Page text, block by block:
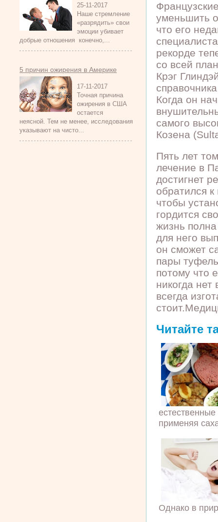
25-11-2017
Наше стремление
«разрядить» свои
эмоции убивает
добрые отношения конечно,...
5 причин ожирения в Америке
17-11-2017
Точная причина
ожирения в США
остается
неясной. Тем не менее, исследования
указывают на чисто...
уменьшить
что его
рекорде
со всей
Крэг
Когда он
самого
Козена
Пять лет
лечение в
достигнет
обратился
чтобы
гордится
жизнь
для него
он сможет
пары
потому что
никогда
всегда
Читайте
применяя
Однако в